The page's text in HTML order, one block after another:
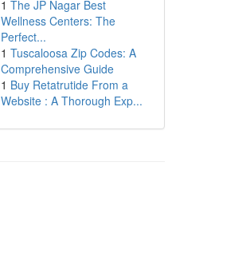
1 The JP Nagar Best
Wellness Centers: The
Perfect...
1 Tuscaloosa Zip Codes: A
Comprehensive Guide
1 Buy Retatrutide From a
Website : A Thorough Exp...